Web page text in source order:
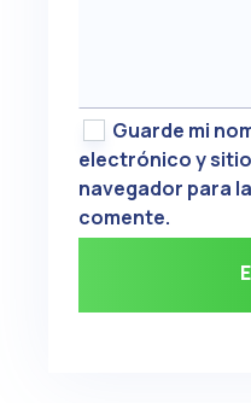
Guarde mi
electrónico y
navegador para
comente.